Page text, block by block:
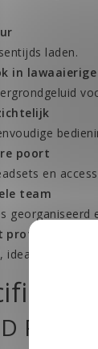
laden.
in
poort
en
team
georganiseerd
voor